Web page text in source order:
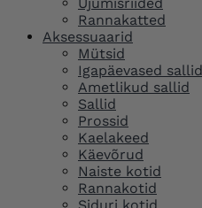
Rannakatted
Aksessuaarid
Mütsid
Igapäevased sallid
Ametlikud sallid
Sallid
Prossid
Kaelakeed
Käevõrud
Naiste kotid
Rannakotid